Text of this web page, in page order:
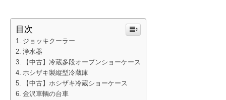
目次
ジョッキクーラー
浄水器
【中古】冷蔵多段オープンショーケース
ホシザキ製縦型冷蔵庫
【中古】ホシザキ冷蔵ショーケース
金沢車輌の台車